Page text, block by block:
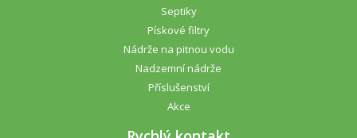
Septiky
Pískové filtry
Nádrže na pitnou vodu
Nadzemní nádrže
Příslušenství
Akce